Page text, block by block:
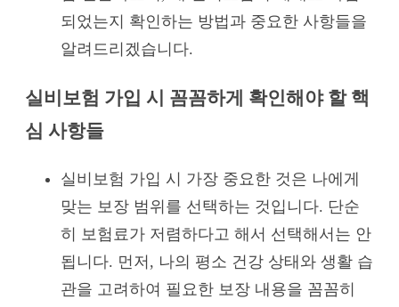
되었는지 확인하는 방법과 중요한 사항들을
알려드리겠습니다.
실비보험 가입 시 꼼꼼하게 확인해야 할 핵
심 사항들
실비보험 가입 시 가장 중요한 것은 나에게
맞는 보장 범위를 선택하는 것입니다. 단순
히 보험료가 저렴하다고 해서 선택해서는 안
됩니다. 먼저, 나의 평소 건강 상태와 생활 습
관을 고려하여 필요한 보장 내용을 꼼꼼히